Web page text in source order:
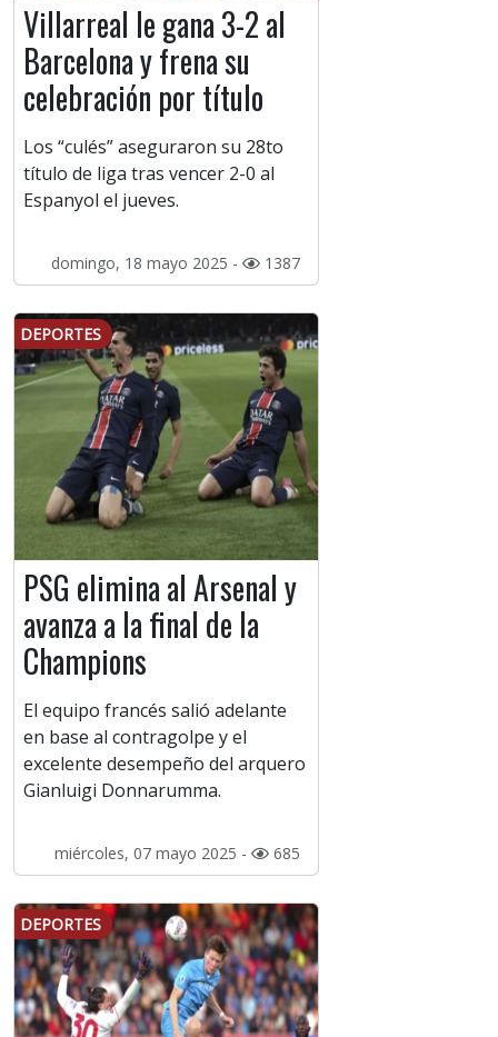
Villarreal le gana 3-2 al
Barcelona y frena su
celebración por título
Los “culés” aseguraron su 28to
título de liga tras vencer 2-0 al
Espanyol el jueves.
domingo, 18 mayo 2025 - 1387
DEPORTES
PSG elimina al Arsenal y
avanza a la final de la
Champions
El equipo francés salió adelante
en base al contragolpe y el
excelente desempeño del arquero
Gianluigi Donnarumma.
miércoles, 07 mayo 2025 - 685
DEPORTES